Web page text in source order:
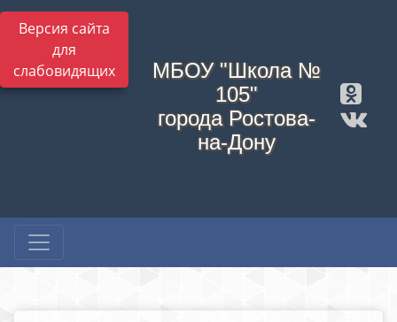
Версия сайта
для
слабовидящих
МБОУ "Школа №
105"
города Ростова-
на-Дону